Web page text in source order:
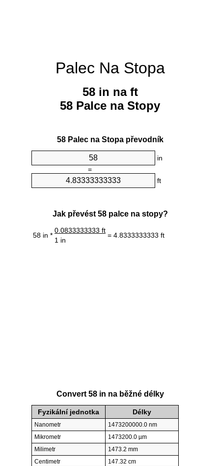
Palec Na Stopa
58 in na ft
58 Palce na Stopy
58 Palec na Stopa převodník
in
=
ft
Jak převést 58 palce na stopy?
58 in *
0.0833333333 ft
= 4.8333333333 ft
1 in
Convert 58 in na běžné délky
Fyzikální jednotka Délky
Nanometr
1473200000.0 nm
Mikrometr
1473200.0 µm
Milimetr
1473.2 mm
Centimetr
147.32 cm